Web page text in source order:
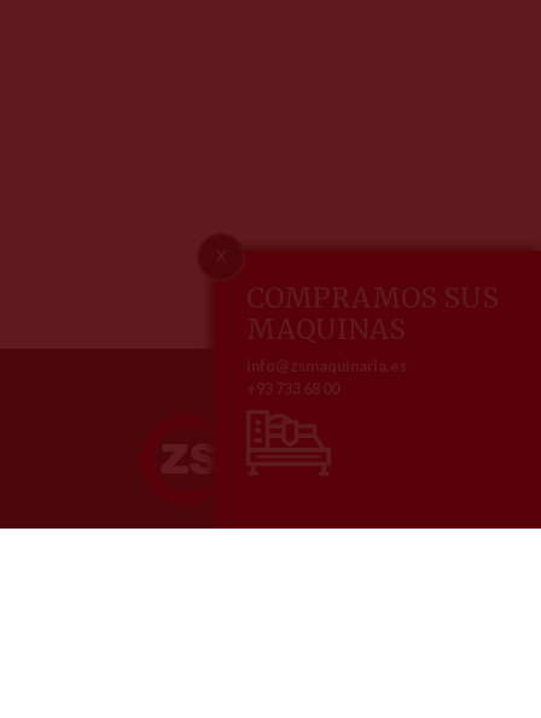
COMPRAMOS SUS
MAQUINAS
info@zsmaquinaria.es
+93 733 68 00